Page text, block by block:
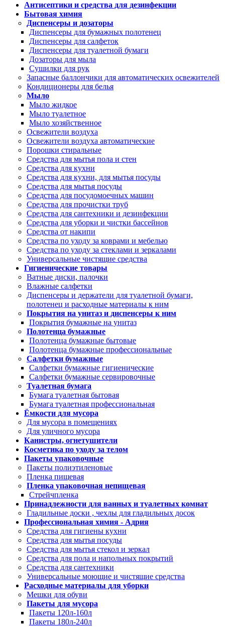
Антисептики и средства для дезинфекции
Бытовая химия
Диспенсеры и дозаторы
Диспенсеры для бумажных полотенец
Диспенсеры для салфеток
Диспенсеры для туалетной бумаги
Дозаторы для мыла
Сушилки для рук
Запасные баллончики для автоматических освежителей
Кондиционеры для белья
Мыло
Мыло жидкое
Мыло туалетное
Мыло хозяйственное
Освежители воздуха
Освежители воздуха автоматические
Порошки стиральные
Средства для мытья пола и стен
Средства для кухни
Средства для кухни, для мытья посуды
Средства для мытья посуды
Средства для посудомоечных машин
Средства для прочистки труб
Средства для сантехники и дезинфекции
Средства для уборки и чистки бассейнов
Средства от накипи
Средства по уходу за коврами и мебелью
Средства по уходу за стеклами и зеркалами
Универсальные чистящие средства
Гигиенические товары
Ватные диски, палочки
Влажные салфетки
Диспенсеры и держатели для туалетной бумаги,
полотенец и расходные материалы к ним
Покрытия на унитаз и диспенсеры к ним
Покрытия бумажные на унитаз
Полотенца бумажные
Полотенца бумажные бытовые
Полотенца бумажные профессиональные
Салфетки бумажные
Салфетки бумажные гигиенические
Салфетки бумажные сервировочные
Туалетная бумага
Бумага туалетная бытовая
Бумага туалетная профессиональная
Ёмкости для мусора
Для мусора в помещениях
Для уличного мусора
Канистры, огнетушители
Косметика по уходу за телом
Пакеты упаковочные
Пакеты полиэтиленовые
Пленка пищевая
Пленка упаковочная непищевая
Стрейчпленка
Принадлежности для ванных и туалетных комнат
Гладильные доски , чехлы для гладильных досок
Профессиональная химия - Адрия
Средства для гигиены кухни
Средства для мытья посуды
Средства для мытья стекол и зеркал
Средства для пола и напольных покрытий
Средства для сантехники
Универсальные моющие и чистящие средства
Расходные материалы для уборки
Мешки для обуви
Пакеты для мусора
Пакеты 120л-160л
Пакеты 180л-240л